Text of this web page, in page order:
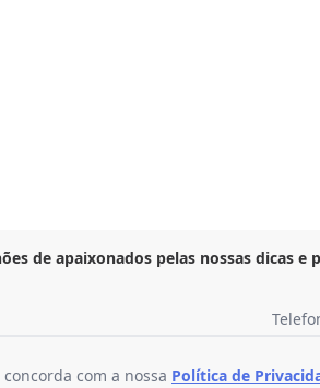
de apaixonados pelas nossas dicas e
com a nossa Política de